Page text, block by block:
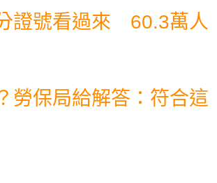
證號看過來 60.3萬人
勞保局給解答：符合這